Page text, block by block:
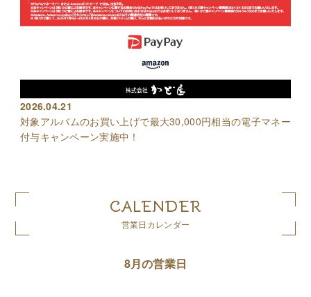
2026.04.21
対象アルバムのお買い上げで最大30,000円相当の電子マネー
付与キャンペーン実施中！
CALENDER
営業日カレンダー
8月の営業日